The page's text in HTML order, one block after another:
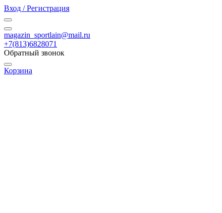
Вход / Регистрация
magazin_sportlain@mail.ru
+7(813)6828071
Обратный звонок
Корзина